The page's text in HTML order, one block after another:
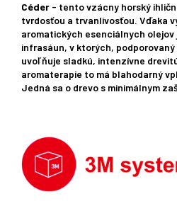
Céder - tento vzácny horský
tvrdosťou a trvanlivosťou. Vďaka
aromatických esenciálnych olejov
infrasáun, v ktorých,
uvoľňuje sladkú, intenzívne
aromaterapie to má blahodarný
Jedná sa o drevo s minimálnym